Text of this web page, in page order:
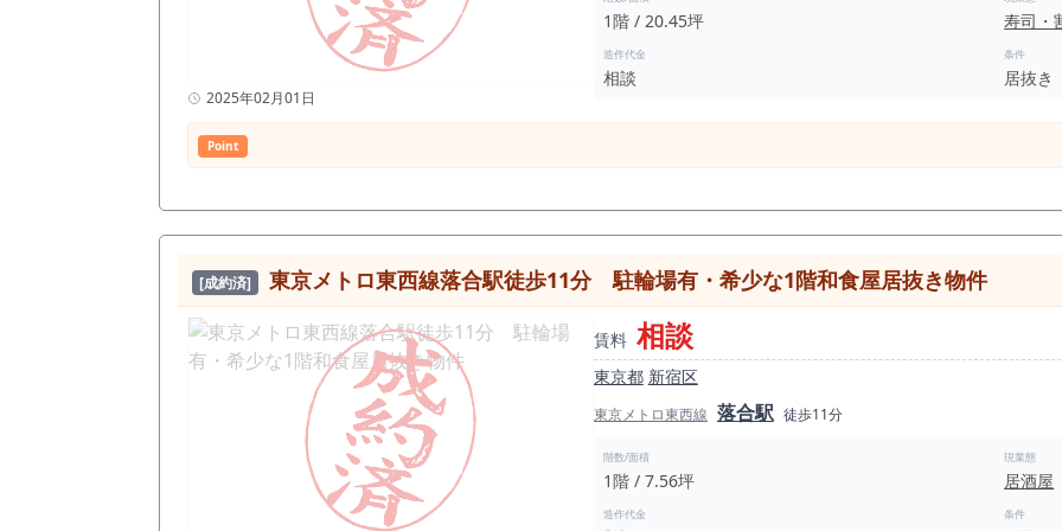
2025年02月01日
1階 / 20.45坪 寿司・
造作代金
相談
条件
居抜き
Point
[成約済] 東京メトロ東西線落合駅徒歩11分 駐輪場有・希少な1階和食屋居抜き物件
賃料 相談
東京都 新宿区
東京メトロ東西線 落合駅 徒歩11分
階数/面積
1階 / 7.56坪
現業態
居酒屋
造作代金 条件